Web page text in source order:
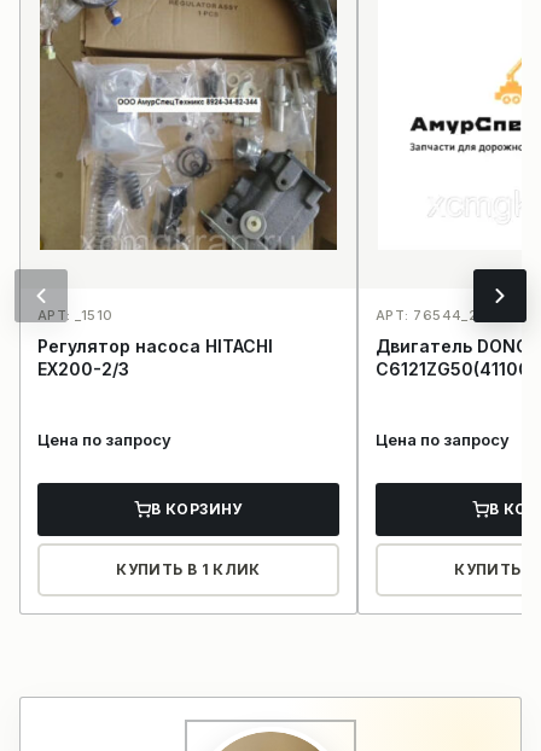
АРТ: _1510
Регулятор насоса HITACHI
EX200-2/3
Цена по запросу
В КОРЗИНУ
КУПИТЬ В 1 КЛИК
АРТ: 76544_2230
Двигатель
Цена по запросу
В
КУПИТЬ В